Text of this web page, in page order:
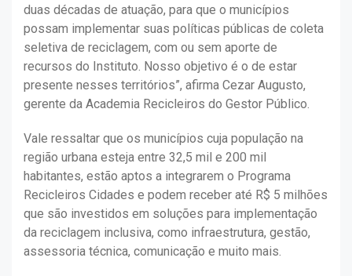
duas décadas de atuação, para que o municípios
possam implementar suas políticas públicas de coleta
seletiva de reciclagem, com ou sem aporte de
recursos do Instituto. Nosso objetivo é o de estar
presente nesses territórios”, afirma Cezar Augusto,
gerente da Academia Recicleiros do Gestor Público.
Vale ressaltar que os municípios cuja população na
região urbana esteja entre 32,5 mil e 200 mil
habitantes, estão aptos a integrarem o Programa
Recicleiros Cidades e podem receber até R$ 5 milhões
que são investidos em soluções para implementação
da reciclagem inclusiva, como infraestrutura, gestão,
assessoria técnica, comunicação e muito mais.